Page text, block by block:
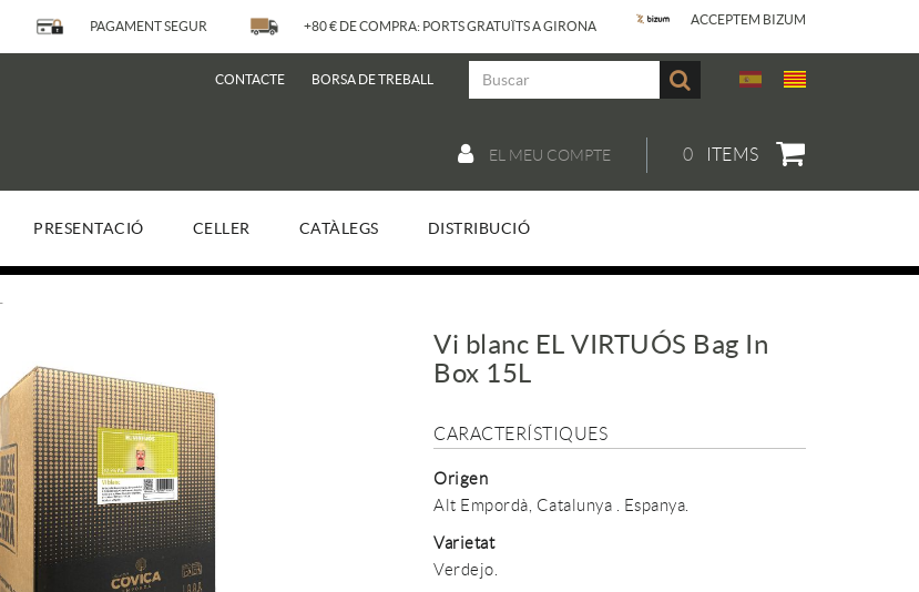
PAGAMENT SEGUR +80 € DE COMPRA: PORTS GRATUÏTS A GIRONA ACCEPTEM BIZUM
CONTACTE BORSA DE TREBALL
0 ITEMS
EL MEU COMPTE
PRESENTACIÓ CELLER CATÀLEGS DISTRIBUCIÓ
Vi blanc EL VIRTUÓS Bag In
Box 15L
CARACTERÍSTIQUES
Origen
Alt Empordà, Catalunya . Espanya.
Varietat
Verdejo.